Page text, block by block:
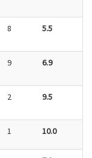
8 5.5
9 6.9
2 9.5
1 10.0